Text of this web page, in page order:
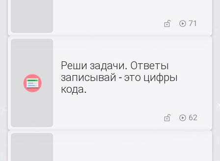
71
Реши задачи. Ответы
записывай - это цифры
кода.
62